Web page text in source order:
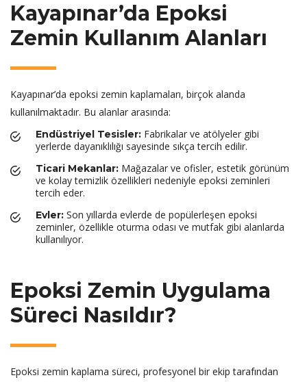
Kayapınar’da Epoksi
Zemin Kullanım Alanları
Kayapınar’da epoksi zemin kaplamaları, birçok alanda
kullanılmaktadır. Bu alanlar arasında:
Endüstriyel Tesisler: Fabrikalar ve atölyeler gibi
yerlerde dayanıklılığı sayesinde sıkça tercih edilir.
Ticari Mekanlar: Mağazalar ve ofisler, estetik görünüm
ve kolay temizlik özellikleri nedeniyle epoksi zeminleri
tercih eder.
Evler: Son yıllarda evlerde de popülerleşen epoksi
zeminler, özellikle oturma odası ve mutfak gibi alanlarda
kullanılıyor.
Epoksi Zemin Uygulama
Süreci Nasıldır?
Epoksi zemin kaplama süreci, profesyonel bir ekip tarafından